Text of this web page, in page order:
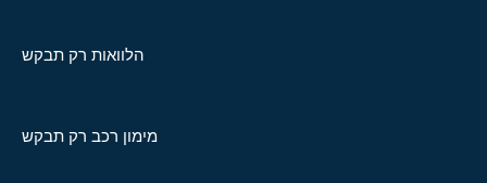
הלוואות רק תבקש
מימון רכב רק תבקש